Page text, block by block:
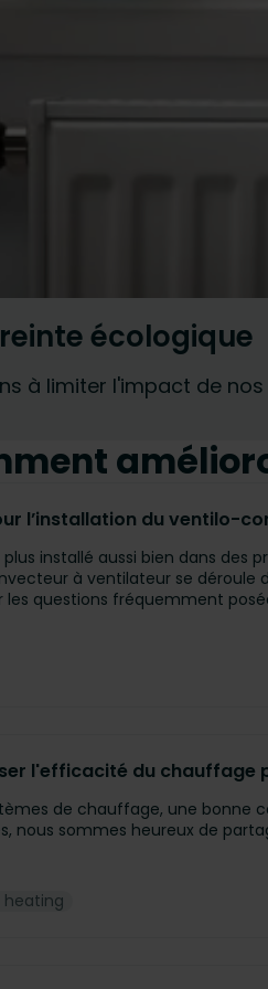
écologique
à limiter l'impact de
l’installation du ventilo-
plus installé aussi bien dans
à ventilateur se
les questions fréquemment
l'efficacité du chauffage
de chauffage, une bonne
nous sommes heureux de
heating